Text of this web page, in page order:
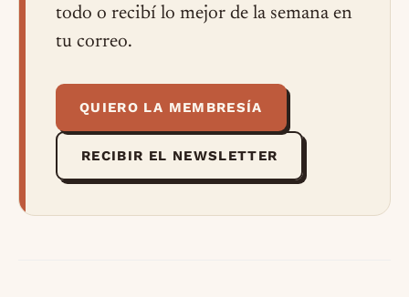
todo o recibí lo mejor de la semana en
tu correo.
QUIERO LA MEMBRESÍA
RECIBIR EL NEWSLETTER